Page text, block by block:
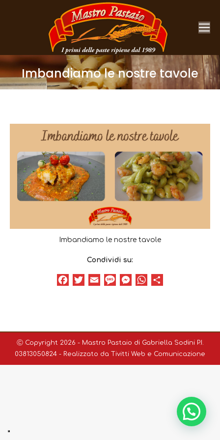
Imbandiamo le nostre tavole
You are here:
Imbandiamo le nostre tavole
Condividi su:
Facebook
TwitterEmailMessageMessenger
WhatsApp
Ⓒ Copyright 2026 - Mastro Pastaio di Gabriella Sodini P.I.
03813050824 - Realizzato da Tivitti Web e Comunicazione